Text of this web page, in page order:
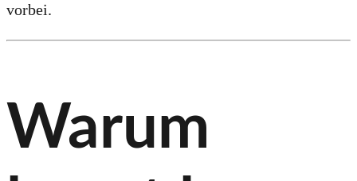
vorbei.
Warum